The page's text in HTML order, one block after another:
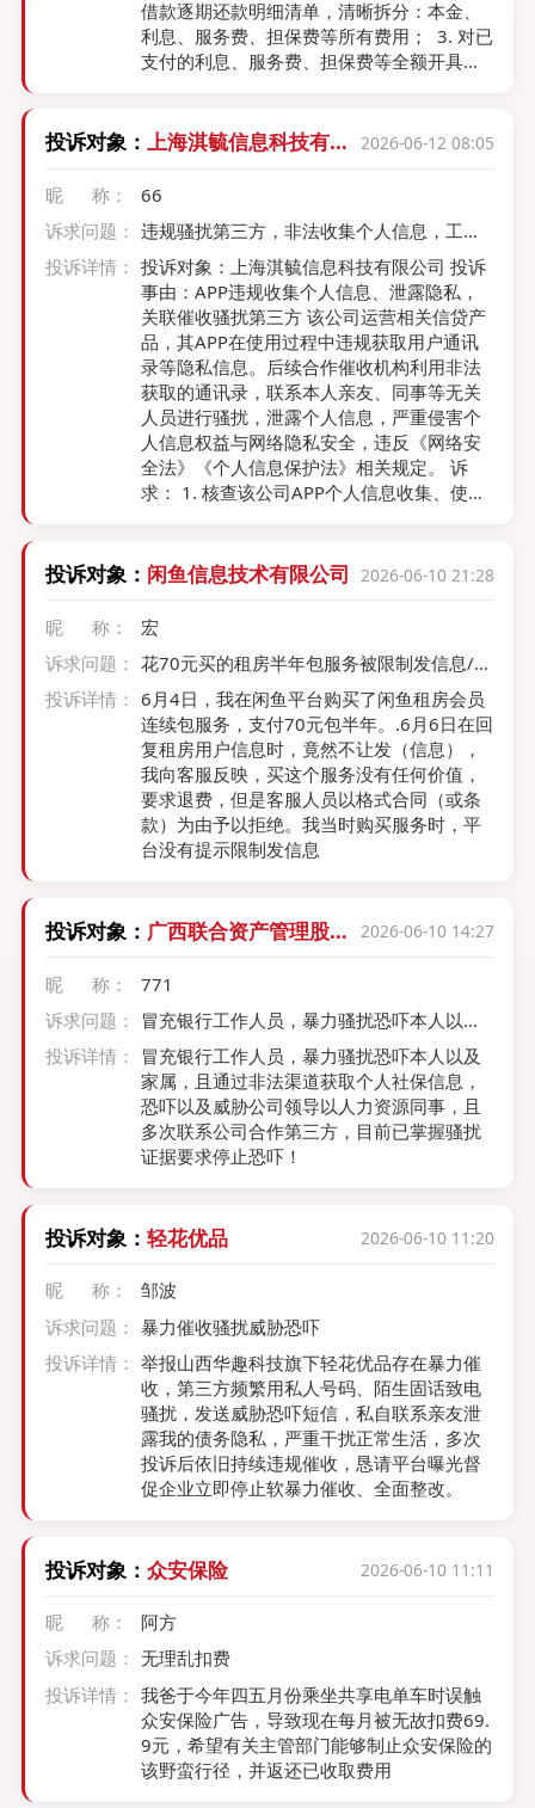
经营证券业务。他们在2013年还骗我说：
“该营业部己搬迁并改名为广州马场路证券营
业部等问题”掩盖上述违法问题。违法依据：
条和2008年《证券公司监督管理条例》第1
7、26、29、30、33、34条等规定。 赔偿
题，不属于契约自由等范围。据原《合同
法》第52、58条和最高院《九民会议纪要》
明确应当溯及既往；第30、31、72至78条
等规定：光大证券应赔偿我的全部损失【案
例：《建行北京恩济支行与王翔财产损害赔
偿纠纷民事判决》】；这符合法律对弱势投
资者的倾斜保护，因信息不对称等问题保护
力度应当按照就高不就低等原则。 投诉无
门：2024年我向广东某调解中心申请调解，
因其多次违法侵害我的合法权益，我又多次
向有关部门投诉反映无果，有些监管部门长
期包庇纵容上述违法等问题。2025年12月广
东某部门再次约谈光大证券至今，其拒不依
量发展的意见》及最高院和证监会2018年
建设的意见》等规定，立即督促其履行法定
义务。
借款逐期还款明细清单，清晰拆分：本金、
利息、服务费、担保费等所有费用； ​ 3. 对已
支付的利息、服务费、担保费等全额开具正
细，不能发书面明细，要人脸识别才能处理
等理由推诿、拖延、拒绝提供，未提供任何
有效合同(合同没有签字盖章)、明细直接拒绝
偶尔发空白无签章合同，不具备法律效力 。
依据： - 《民法典》：借款合同应书面化，
出借人需交付合同； ​ - 《消费者权益保护
法》：消费者享有知情权，有权知晓费用构
成； ​ - 《发票管理办法》：收费必须开具正
规发票。 小赢卡贷行为涉嫌刻意隐瞒息费、
阻碍维权、偷税漏税，严重侵害用户合法权
益 。
投诉对象： 上海淇毓信息科技有限
2026-06-12 08:05
昵 称：
66
诉求问题： 违规骚扰第三方，非法收集个人信息，工作
单位
投诉详情： 投诉对象：上海淇毓信息科技有限公司 投诉
事由：APP违规收集个人信息、泄露隐私，
关联催收骚扰第三方 该公司运营相关信贷产
品，其APP在使用过程中违规获取用户通讯
录等隐私信息。后续合作催收机构利用非法
获取的通讯录，联系本人亲友、同事等无关
人员进行骚扰，泄露个人信息，严重侵害个
人信息权益与网络隐私安全，违反《网络安
全法》《个人信息保护法》相关规定。 诉
求： 1. 核查该公司APP个人信息收集、使用
违规催收、骚扰第三方； ​ 3. 依法查处信息泄
露问题。
投诉对象： 闲鱼信息技术有限公司 2026-06-10 21:28
昵 称：
宏
诉求问题： 花70元买的租房半年包服务被限制发信息/屏
蔽
投诉详情： 6月4日，我在闲鱼平台购买了闲鱼租房会员
连续包服务，支付70元包半年。.6月6日在回
复租房用户信息时，竟然不让发（信息），
我向客服反映，买这个服务没有任何价值，
要求退费，但是客服人员以格式合同（或条
款）为由予以拒绝。我当时购买服务时，平
台没有提示限制发信息
投诉对象： 广西联合资产管理股份
2026-06-10 14:27
昵 称：
771
诉求问题：
冒充银行工作人员，暴力骚扰恐吓本人以及
家属，且通过非法渠道获取个人社保信息，
恐吓以及威胁公司领导以人力资源同事，且
多次联系公司合作第三方，目前已掌握骚扰
证据要求停止恐吓
投诉详情：
冒充银行工作人员，暴力骚扰恐吓本人以及
家属，且通过非法渠道获取个人社保信息，
恐吓以及威胁公司领导以人力资源同事，且
多次联系公司合作第三方，目前已掌握骚扰
证据要求停止恐吓！
投诉对象： 轻花优品 2026-06-10 11:20
昵 称：
邹波
诉求问题： 暴力催收骚扰威胁恐吓
投诉详情： 举报山西华趣科技旗下轻花优品存在暴力催
收，第三方频繁用私人号码、陌生固话致电
骚扰，发送威胁恐吓短信，私自联系亲友泄
露我的债务隐私，严重干扰正常生活，多次
投诉后依旧持续违规催收，恳请平台曝光督
促企业立即停止软暴力催收、全面整改。
投诉对象： 众安保险 2026-06-10 11:11
昵 称：
阿方
诉求问题： 无理乱扣费
投诉详情： 我爸于今年四五月份乘坐共享电单车时误触
众安保险广告，导致现在每月被无故扣费69.
9元，希望有关主管部门能够制止众安保险的
该野蛮行径，并返还已收取费用